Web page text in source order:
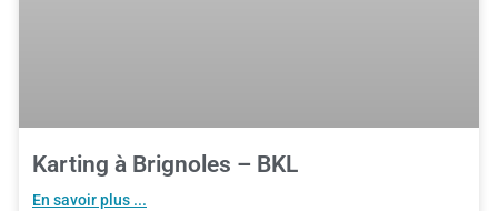
Karting à Brignoles – BKL
En savoir plus ...